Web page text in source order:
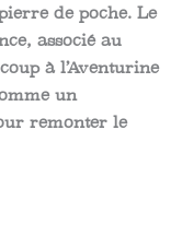
de poche. Le
associé au
à l’Aventurine
un
remonter le